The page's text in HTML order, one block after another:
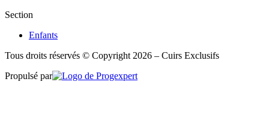
Section
Enfants
Tous droits réservés © Copyright 2026 – Cuirs Exclusifs
Propulsé par